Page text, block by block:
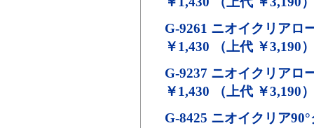
G-9261 ニオイクリアロ
￥1,430 （上代 ￥3,190）
G-9237 ニオイクリアロ
￥1,430 （上代 ￥3,190）
G-8425 ニオイクリア